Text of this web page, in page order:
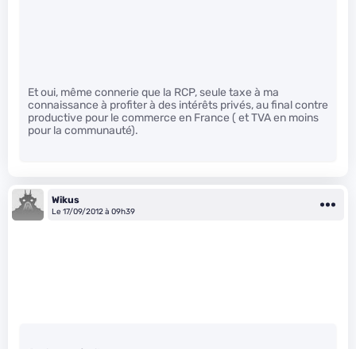
Et oui, même connerie que la RCP, seule taxe à ma
connaissance à profiter à des intérêts privés, au final contre
productive pour le commerce en France ( et TVA en moins
pour la communauté).
Wikus
Le 17/09/2012 à 09h39